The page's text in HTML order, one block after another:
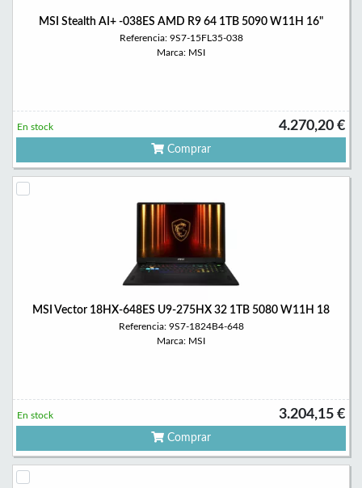
MSI Stealth AI+ -038ES AMD R9 64 1TB 5090 W11H 16"
Referencia: 9S7-15FL35-038
Marca: MSI
4.270,20 €
En stock
Comprar
MSI Vector 18HX-648ES U9-275HX 32 1TB 5080 W11H 18
Referencia: 9S7-1824B4-648
Marca: MSI
3.204,15 €
En stock
Comprar